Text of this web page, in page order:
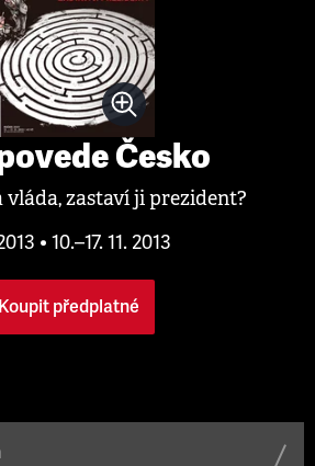
• 10.–17. 11. 2013
Česko
vláda, zastaví ji prezident?
Koupit předplatné